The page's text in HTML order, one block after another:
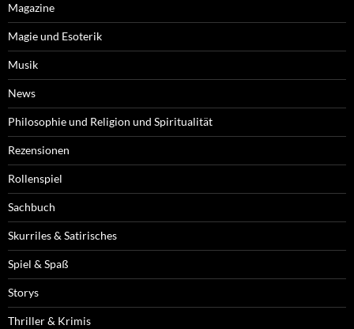
Magazine
Magie und Esoterik
Musik
News
Philosophie und Religion und Spiritualität
Rezensionen
Rollenspiel
Sachbuch
Skurriles & Satirisches
Spiel & Spaß
Storys
Thriller & Krimis